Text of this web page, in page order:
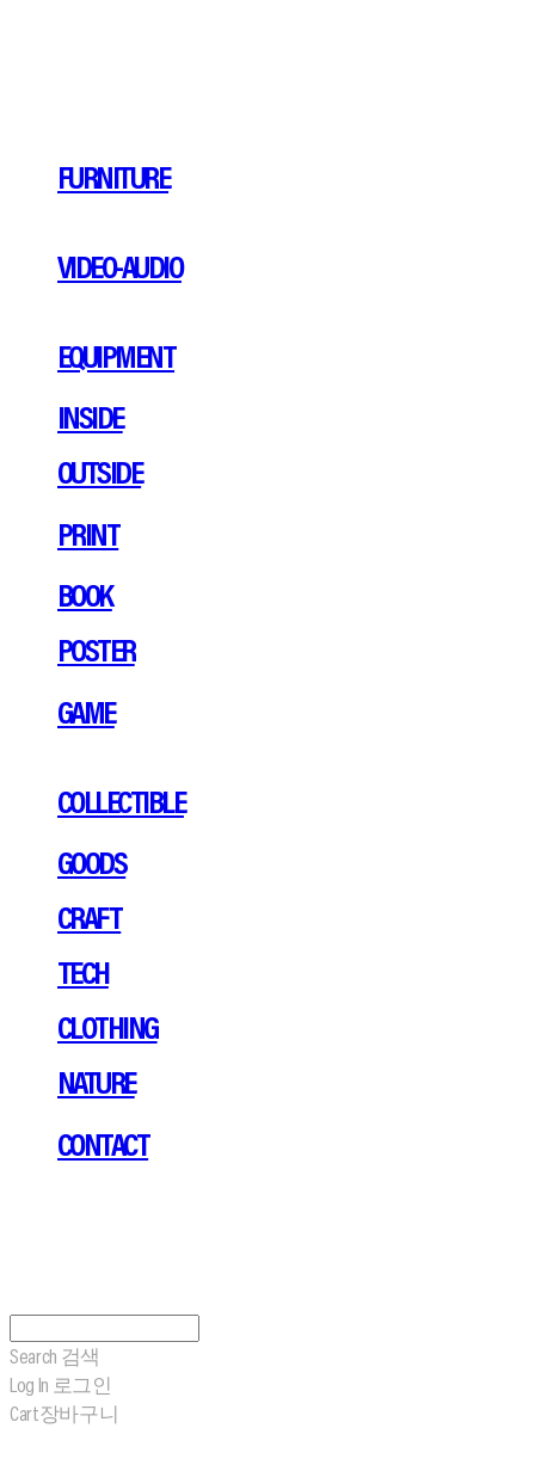
FURNITURE
VIDEO-AUDIO
EQUIPMENT
INSIDE
OUTSIDE
PRINT
BOOK
POSTER
GAME
COLLECTIBLE
GOODS
CRAFT
TECH
CLOTHING
NATURE
CONTACT
Search 검색
Log In 로그인
Cart장바구니